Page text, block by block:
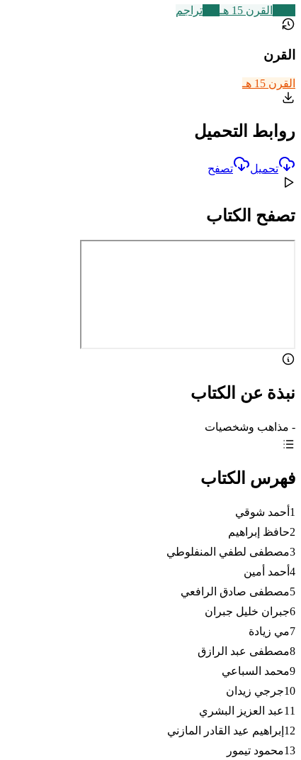
القرن 15 هـ تراجم
القرن
القرن 15 هـ
روابط التحميل
تحميل تصفح
تصفح الكتاب
نبذة عن الكتاب
- مذاهب وشخصيات
فهرس الكتاب
1أحمد شوقي
2حافظ إبراهيم
3مصطفى لطفي المنفلوطي
4أحمد أمين
5مصطفى صادق الرافعي
6جبران خليل جبران
7مي زيادة
8مصطفى عبد الرازق
9محمد السباعي
10جرجي زيدان
11عبد العزيز البشري
12إبراهيم عيد القادر المازني
13محمود تيمور